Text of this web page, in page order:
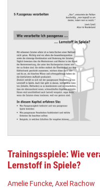
Trainingsspiele: Wie
Lernstoff in Spiele?
Amelie Funcke, Axel Rachow